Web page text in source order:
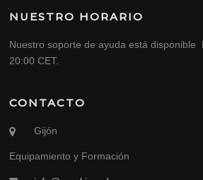
NUESTRO HORARIO
Nuestro soporte de ayuda está disponible
20:00 CET.
CONTACTO
Gijón
Equipamiento y Formación